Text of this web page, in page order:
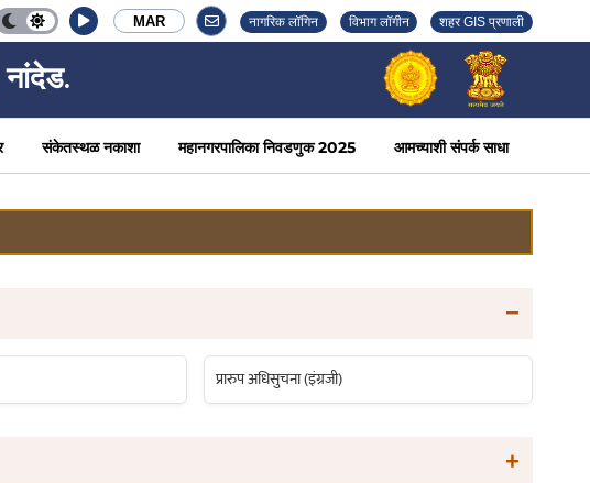
MAR नागरिक लॉगिन विभाग लॉगीन शहर GIS प्रणाली
नांदेड.
संकेतस्थळ नकाशा महानगरपालिका निवडणुक 2025 आमच्याशी संपर्क साधा
−
प्रारुप अधिसुचना (इंग्रजी)
+